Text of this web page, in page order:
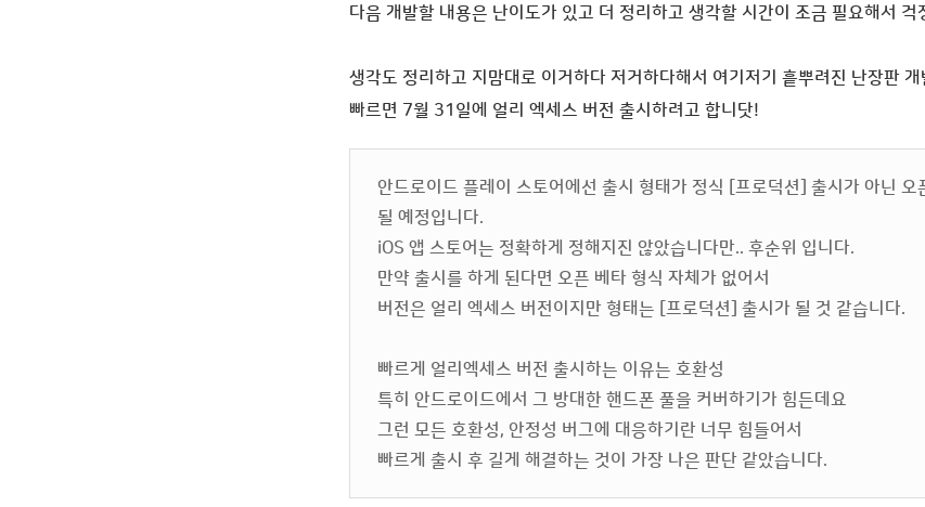
다음 개발할 내용은 난이도가 있고 더 정리하고 생각할 시간이 조금 필요해서 걱
생각도 정리하고 지맘대로 이거하다 저거하다해서 여기저기 흩뿌려진 난장판 개
빠르면 7월 31일에 얼리 엑세스 버전 출시하려고 합니닷!
안드로이드 플레이 스토어에선 출시 형태가 정식 [프로덕션] 출시가 아닌 오
될 예정입니다.
iOS 앱 스토어는 정확하게 정해지진 않았습니다만.. 후순위 입니다.
만약 출시를 하게 된다면 오픈 베타 형식 자체가 없어서
버전은 얼리 엑세스 버전이지만 형태는 [프로덕션] 출시가 될 것 같습니다.
빠르게 얼리엑세스 버전 출시하는 이유는 호환성
특히 안드로이드에서 그 방대한 핸드폰 풀을 커버하기가 힘든데요
그런 모든 호환성, 안정성 버그에 대응하기란 너무 힘들어서
빠르게 출시 후 길게 해결하는 것이 가장 나은 판단 같았습니다.